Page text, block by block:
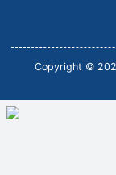
Copyright ©